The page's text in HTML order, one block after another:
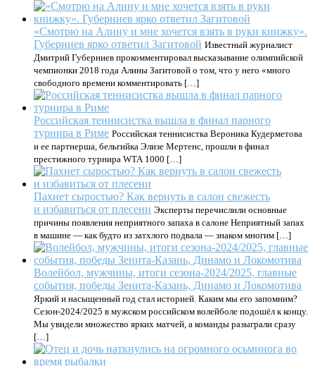
«Смотрю на Алину и мне хочется взять в руки книжку».
Губерниев ярко ответил Загитовой Известный журналист
Дмитрий Губерниев прокомментировал высказывание олимпийской
чемпионки 2018 года Алины Загитовой о том, что у него «много
свободного времени комментировать […]
Российская теннисистка вышла в финал парного
турнира в Риме Российская теннисистка Вероника Кудерметова
и ее партнерша, бельгийка Элизе Мертенс, прошли в финал
престижного турнира WTA 1000 […]
Пахнет сыростью? Как вернуть в салон свежесть
и избавиться от плесени Эксперты перечислили основные
причины появления неприятного запаха в салоне Неприятный запах
в машине — как будто из затхлого подвала — знаком многим […]
Волейбол, мужчины, итоги сезона-2024/2025, главные
события, победы Зенита-Казань, Динамо и Локомотива
Яркий и насыщенный год стал историей. Каким мы его запомним?
Сезон-2024/2025 в мужском российском волейболе подошёл к концу.
Мы увидели множество ярких матчей, а команды разыграли сразу
[…]